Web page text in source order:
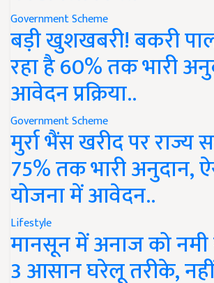
Government Scheme
बड़ी खुशखबरी! बकरी
रहा है 60% तक भारी
आवेदन प्रक्रिया..
Government Scheme
मुर्रा भैंस खरीद पर राज्य
75% तक भारी अनुदान,
योजना में आवेदन..
Lifestyle
मानसून में अनाज को
3 आसान घरेलू तरीके,